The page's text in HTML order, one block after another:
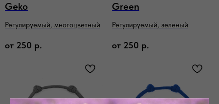
Geko
Регулируемый, многоцветный
от 250 р.
Green
Регулируемый, зеленый
от 250 р.